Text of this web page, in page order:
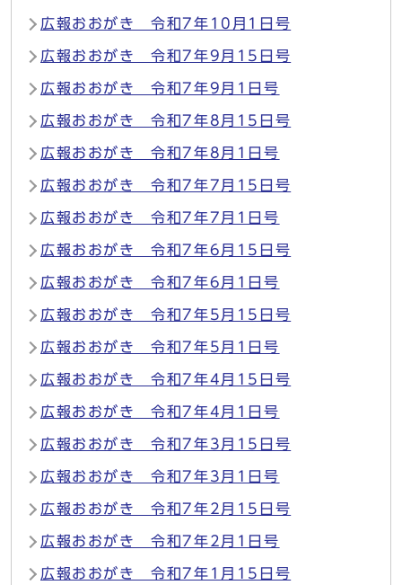
広報おおがき 令和7年10月1日号
広報おおがき 令和7年9月15日号
広報おおがき 令和7年9月1日号
広報おおがき 令和7年8月15日号
広報おおがき 令和7年8月1日号
広報おおがき 令和7年7月15日号
広報おおがき 令和7年7月1日号
広報おおがき 令和7年6月15日号
広報おおがき 令和7年6月1日号
広報おおがき 令和7年5月15日号
広報おおがき 令和7年5月1日号
広報おおがき 令和7年4月15日号
広報おおがき 令和7年4月1日号
広報おおがき 令和7年3月15日号
広報おおがき 令和7年3月1日号
広報おおがき 令和7年2月15日号
広報おおがき 令和7年2月1日号
広報おおがき 令和7年1月15日号